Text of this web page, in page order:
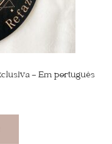
– Em português